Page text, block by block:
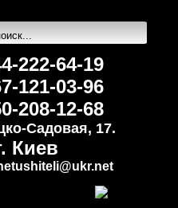
222-64-19
121-03-96
208-12-68
Cадовая, 17.
Киев
r.net